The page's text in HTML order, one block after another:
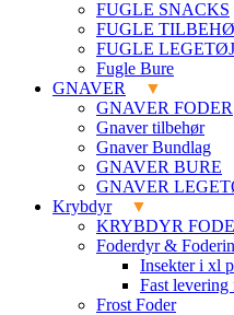
FUGLE SNACKS
FUGLE
FUGLE LEGETØJ
Fugle Bure
GNAVER
GNAVER FODER
Gnaver tilbehør
Gnaver Bundlag
GNAVER BURE
GNAVER
Krybdyr
KRYBDYR
Foderdyr &
Insekter i xl
Fast
Frost Foder